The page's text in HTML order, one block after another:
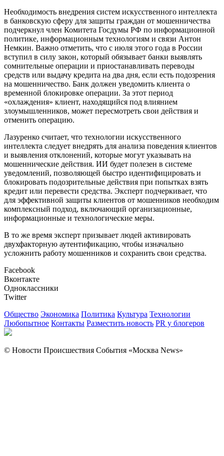
Необходимость внедрения систем искусственного интеллекта
в банковскую сферу для защиты граждан от мошенничества
подчеркнул член Комитета Госдумы РФ по информационной
политике, информационным технологиям и связи Антон
Немкин. Важно отметить, что с июля этого года в России
вступил в силу закон, который обязывает банки выявлять
сомнительные операции и приостанавливать переводы
средств или выдачу кредита на два дня, если есть подозрения
на мошенничество. Банк должен уведомить клиента о
временной блокировке операции. За этот период
«охлаждения» клиент, находящийся под влиянием
злоумышленников, может пересмотреть свои действия и
отменить операцию.
Лазуренко считает, что технологии искусственного
интеллекта следует внедрять для анализа поведения клиентов
и выявления отклонений, которые могут указывать на
мошеннические действия. ИИ будет полезен в системе
уведомлений, позволяющей быстро идентифицировать и
блокировать подозрительные действия при попытках взять
кредит или перевести средства. Эксперт подчеркивает, что
для эффективной защиты клиентов от мошенников необходим
комплексный подход, включающий организационные,
информационные и технологические меры.
В то же время эксперт призывает людей активировать
двухфакторную аутентификацию, чтобы изначально
усложнить работу мошенников и сохранить свои средства.
Facebook
Вконтакте
Одноклассники
Twitter
Общество Экономика Политика Культура Технологии
Любопытное Контакты Разместить новость PR у блогеров
© Новости Происшествия События «Москва News»